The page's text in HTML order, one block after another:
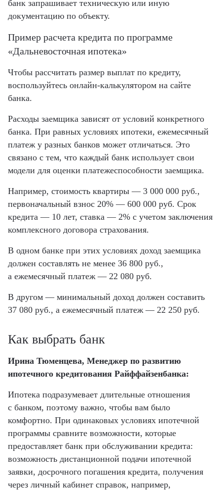
банк запрашивает техническую или иную
документацию по объекту.
Пример расчета кредита по программе
«Дальневосточная ипотека»
Чтобы рассчитать размер выплат по кредиту,
воспользуйтесь онлайн-калькулятором на сайте
банка.
Расходы заемщика зависят от условий конкретного
банка. При равных условиях ипотеки, ежемесячный
платеж у разных банков может отличаться. Это
связано с тем, что каждый банк использует свои
модели для оценки платежеспособности заемщика.
Например, стоимость квартиры — 3 000 000 руб.,
первоначальный взнос 20% — 600 000 руб. Срок
кредита — 10 лет, ставка — 2% с учетом заключения
комплексного договора страхования.
В одном банке при этих условиях доход заемщика
должен составлять не менее 36 800 руб.,
а ежемесячный платеж — 22 080 руб.
В другом — минимальный доход должен составить
37 080 руб., а ежемесячный платеж — 22 250 руб.
Как выбрать банк
Ирина Тюменцева, Менеджер по развитию
ипотечного кредитования Райффайзенбанка:
Ипотека подразумевает длительные отношения
с банком, поэтому важно, чтобы вам было
комфортно. При одинаковых условиях ипотечной
программы сравните возможности, которые
предоставляет банк при обслуживании кредита:
возможность дистанционной подачи ипотечной
заявки, досрочного погашения кредита, получения
через личный кабинет справок, например,